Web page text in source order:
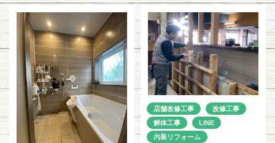
店舗改修工事
改修工事
解体工事
LINE
内装リフォーム